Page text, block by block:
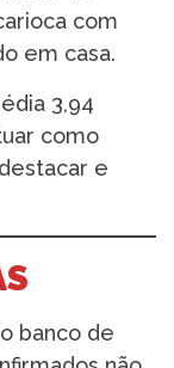
com
em casa.
3,94
como
e
banco de